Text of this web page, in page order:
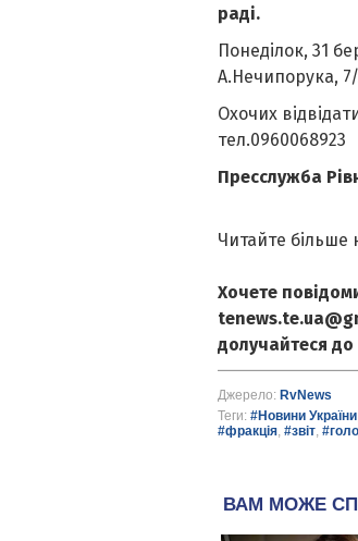
раді.
Понеділок, 31
А.Нечипорука,
Охочих
тел.0960068923
Пресслужба
Читайте більше
Хочете
долучайтеся до
Джерело: RvNews
Теги: #Новини України
#фракція, #звіт,